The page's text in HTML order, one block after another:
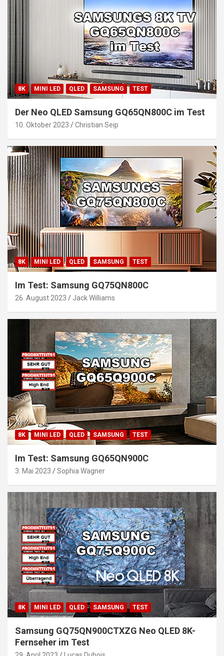
8K MINI LED QLED SAMSUNG TEST
Der Neo QLED Samsung GQ65QN800C im Test
10. Oktober 2023 Christian Seip
8K MINI LED QLED SAMSUNG TEST
Im Test: Samsung GQ75QN800C
26. August 2023 Jack Williams
8K MINI LED QLED SAMSUNG TEST
Im Test: Samsung GQ65QN900C
3. Mai 2023 Sophia Wagner
8K MINI LED QLED SAMSUNG TEST
Samsung GQ75QN900CTXZG Neo QLED 8K-
Fernseher im Test